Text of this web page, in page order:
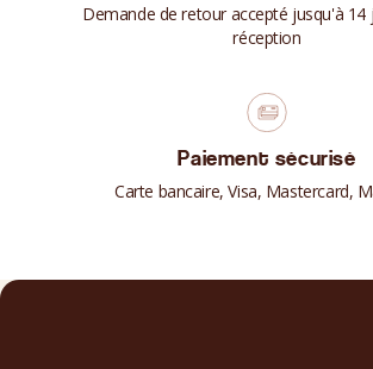
Demande de retour accepté jusqu'à 14
réception
Paiement sécurisé
Carte bancaire, Visa, Mastercard,